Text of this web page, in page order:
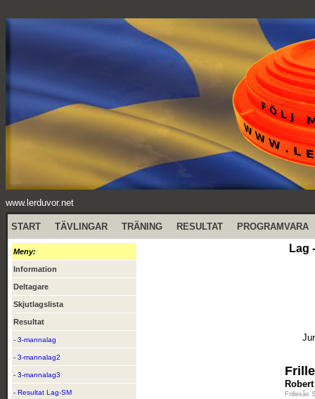
www.lerduvor.net
START TÄVLINGAR TRÄNING RESULTAT PROGRAMVARA
Meny:
Information
Deltagare
Skjutlagslista
Resultat
- 3-mannalag
- 3-mannalag2
- 3-mannalag3
- Resultat Lag-SM
Lag
Frillesås